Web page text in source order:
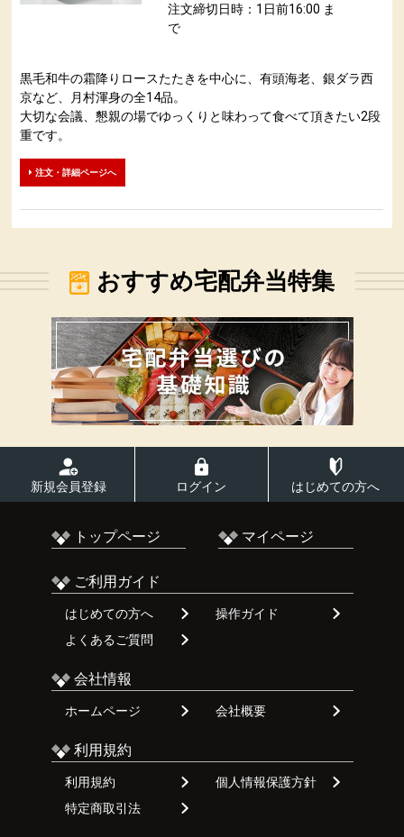
注文締切日時：1日前16:00 ま
で
黒毛和牛の霜降りロースたたきを中心に、有頭海老、銀ダラ西
京など、月村渾身の全14品。
大切な会議、懇親の場でゆっくりと味わって食べて頂きたい2段
重です。
注文・詳細ページへ
おすすめ宅配弁当特集
新規会員登録 ログイン はじめての方へ
トップページ マイページ
ご利用ガイド
はじめての方へ
操作ガイド
よくあるご質問
会社情報
ホームページ 会社概要
利用規約
利用規約
個人情報保護方針
特定商取引法